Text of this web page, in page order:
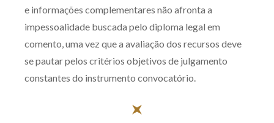
e informações complementares não afronta a
impessoalidade buscada pelo diploma legal em
comento, uma vez que a avaliação dos recursos deve
se pautar pelos critérios objetivos de julgamento
constantes do instrumento convocatório.